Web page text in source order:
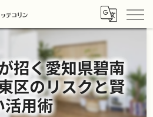
招く愛知県碧南
区のリスクと賢
活用術